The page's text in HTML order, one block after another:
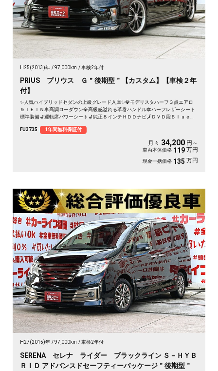
H25(2013)年 97,000km 車検2年付
PRIUS プリウス Ｇ＂後期型＂【カスタム】【車検２年
付】
✨人気ハイブリッドセダンの上級グレード入庫✨💎モデリスタハーフ３点エアロ
＆ＴＥＩＮ車高調ローダウン💎高級感溢れる革巻ハンドル🔯ハーフレザーシート
標準装備💺運転席パワーシート💺純正８インチＨＤＤナビ🗾ＤＶＤ📀Ｂｌｕｅｔ
ル機能で長距離も楽々運転🔰文句無しの燃費性能💨・カタログ燃費ＪＣ０８モー
ド🍂３０．２ｋｍ／Ｌ✨デュアルマフラー装着済で重低音も楽しめる📢🌈
FU3735 1年間無料保証付
月々 34,200 円～
車両本体価格 119 万円
現金一括価格 135 万円
H27(2015)年 97,000km 車検2年付
SERENA セレナ ライダー ブラックライン Ｓ－ＨＹＢ
ＲＩＤ アドバンスドセーフティーパッケージ＂後期型＂